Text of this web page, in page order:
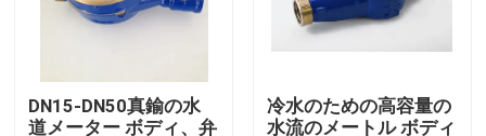
真鍮の水道メーター ボディ
DN15-DN50真鍮の水
道メーター ボディ、弁
冷水のための高容量の
水流のメートル ボディ